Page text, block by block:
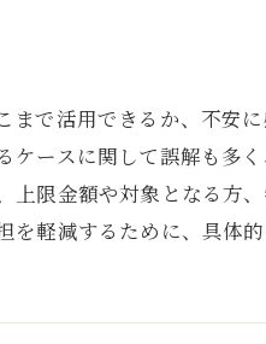
で活用できるか、不安
ースに関して誤解も多
限金額や対象となる方
軽減するために、具体